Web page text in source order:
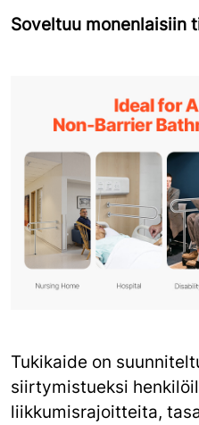
Soveltuu monenlaisiin
Tukikaide on
siirtymistueksi
liikkumisrajoitteita,